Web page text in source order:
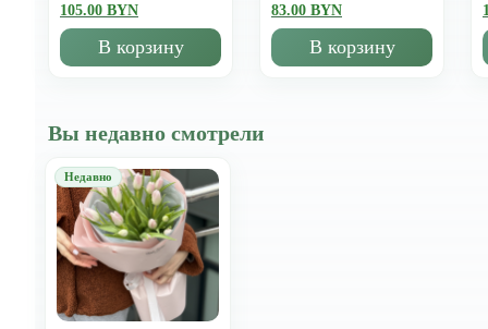
105.00 BYN
В корзину
83.00 BYN
В корзину
Вы недавно смотрели